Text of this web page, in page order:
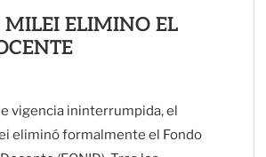
MILEI ELIMINO EL
vigencia ininterrumpida, el
eliminó formalmente el Fondo